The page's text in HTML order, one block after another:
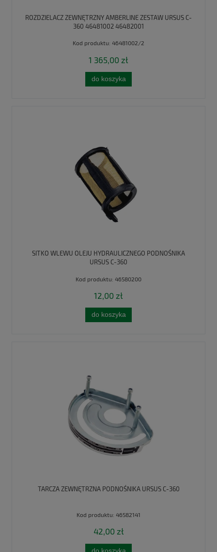
ROZDZIELACZ ZEWNĘTRZNY AMBERLINE ZESTAW URSUS C-
360 46481002 46482001
Kod produktu: 46481002/2
1 365,00 zł
do koszyka
SITKO WLEWU OLEJU HYDRAULICZNEGO PODNOŚNIKA
URSUS C-360
Kod produktu: 46580200
12,00 zł
do koszyka
TARCZA ZEWNĘTRZNA PODNOŚNIKA URSUS C-360
Kod produktu: 46582141
42,00 zł